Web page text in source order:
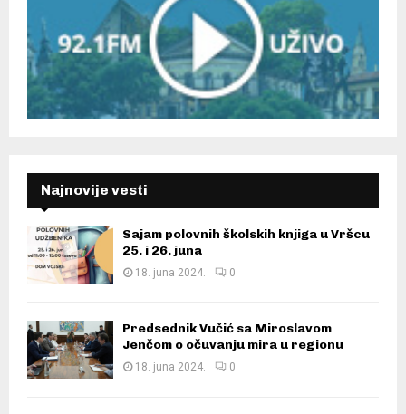
Najnovije vesti
Sajam polovnih školskih knjiga u Vršcu
25. i 26. juna
18. juna 2024. 0
Predsednik Vučić sa Miroslavom
Jenčom o očuvanju mira u regionu
18. juna 2024. 0